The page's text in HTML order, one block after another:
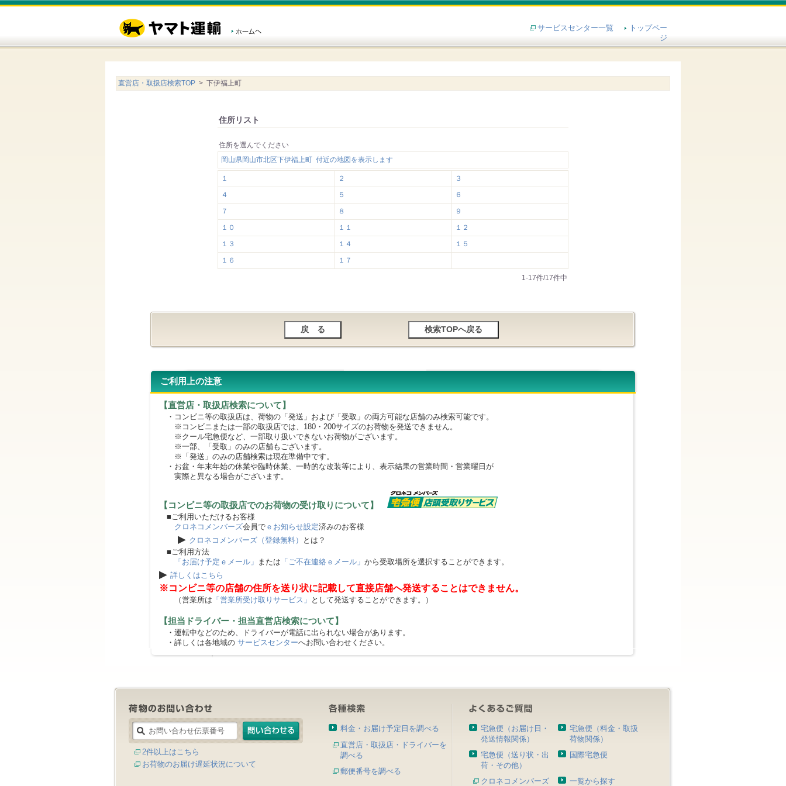
サービスセンター一覧
トップペー
ジ
直営店・取扱店検索TOP > 下伊福上町
住所リスト
住所を選んでください
岡山県岡山市北区下伊福上町 付近の地図を表示します
１ ２
３
４
５
６
７
８
９
１０
１１
１２
１３
１４
１５
１６
１７
1-17件/17件中
ご利用上の注意
【直営店・取扱店検索について】
・コンビニ等の取扱店は、荷物の「発送」および「受取」の両方可能な店舗のみ検索可能です。
※コンビニまたは一部の取扱店では、180・200サイズのお荷物を発送できません。
※クール宅急便など、一部取り扱いできないお荷物がございます。
※一部、「受取」のみの店舗もございます。
※「発送」のみの店舗検索は現在準備中です。
・お盆・年末年始の休業や臨時休業、一時的な改装等により、表示結果の営業時間・営業曜日が
実際と異なる場合がございます。
【コンビニ等の取扱店でのお荷物の受け取りについて】
■ご利用いただけるお客様
クロネコメンバーズ会員で ｅお知らせ設定済みのお客様
▶ クロネコメンバーズ（登録無料）
とは？
■ご利用方法
「お届け予定ｅメール」 または 「ご不在連絡ｅメール」 から受取場所を選択することができます。
▶ 詳しくはこちら
※コンビニ等の店舗の住所を送り状に記載して直接店舗へ発送することはできません。
（営業所は 「営業所受け取りサービス」 として発送することができます。）
【担当ドライバー・担当直営店検索について】
・運転中などのため、ドライバーが電話に出られない場合があります。
・詳しくは各地域の サービスセンターへお問い合わせください。
2件以上はこちら
お荷物のお届け遅延状況について
料金・お届け予定日を調べる
直営店・取扱店・ドライバーを
調べる
郵便番号を調べる
宅急便（お届け日・
発送情報関係）
宅急便（料金・取扱
荷物関係）
宅急便（送り状・出
荷・その他）
国際宅急便
クロネコメンバーズ 一覧から探す